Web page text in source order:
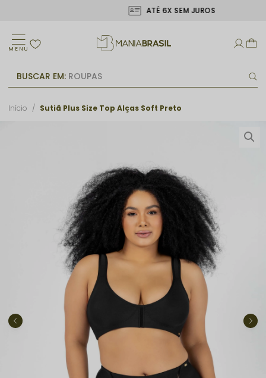
ATÉ 6X SEM JUROS
MENU
BUSCAR EM: ROUPAS
Início Sutiã Plus Size Top Alças Soft Preto